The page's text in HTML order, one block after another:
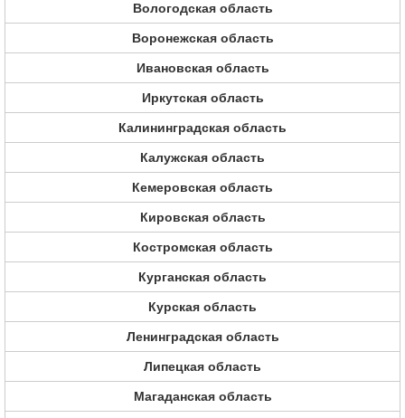
Вологодская область
Воронежская область
Ивановская область
Иркутская область
Калининградская область
Калужская область
Кемеровская область
Кировская область
Костромская область
Курганская область
Курская область
Ленинградская область
Липецкая область
Магаданская область